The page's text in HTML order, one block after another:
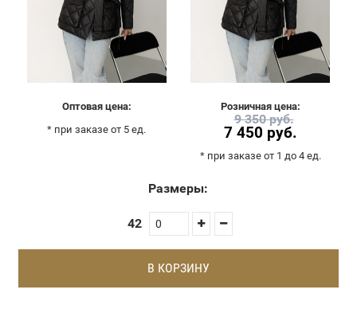
Оптовая цена:
* при заказе от 5 ед.
Розничная цена:
7 450 руб.
9 350 руб.
* при заказе от 1 до 4 ед.
Размеры:
42
В КОРЗИНУ